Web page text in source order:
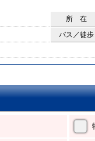
所 在
バス／徒歩